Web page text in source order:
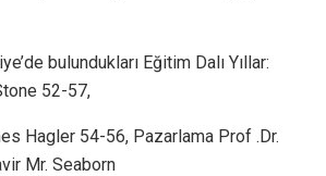
bulundukları Eğitim Dalı Yıllar:
52-57,
Hagler 54-56, Pazarlama Prof .Dr.
Mr. Seaborn